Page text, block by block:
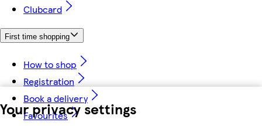
Your privacy settings
Clubcard
First time shopping
How to shop
Registration
Book a delivery
Favourites